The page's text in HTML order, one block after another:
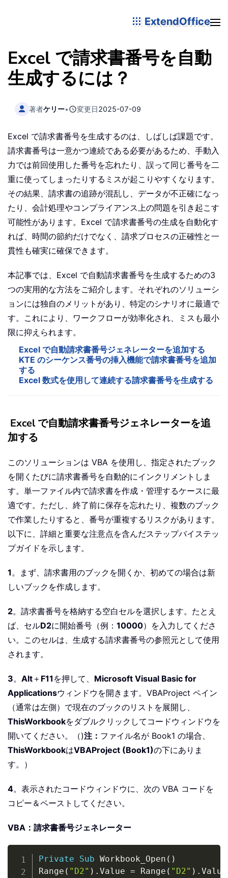
ExtendOffice
Excel で請求書番号を自動
生成するには？
著者ケリー• 変更日2025-07-09
Excel で請求書番号を生成するのは、しばしば課題です。
請求書番号は一意かつ連続である必要があるため、手動入
力では前回使用した番号を忘れたり、誤って同じ番号を二
重に使ってしまったりするミスが起こりやすくなります。
その結果、請求書の追跡が混乱し、データが不正確になっ
たり、会計処理やコンプライアンス上の問題を引き起こす
可能性があります。Excel で請求書番号の生成を自動化す
れば、時間の節約だけでなく、請求プロセスの正確性と一
貫性も確実に確保できます。
本記事では、Excel で自動請求書番号を生成するための3
つの実用的な方法をご紹介します。それぞれのソリューシ
ョンには独自のメリットがあり、特定のシナリオに最適で
す。これにより、ワークフローが効率化され、ミスも最小
限に抑えられます。
Excel で自動請求書番号ジェネレーターを追加する
KTE のシーケンス番号の挿入機能で請求書番号を追加
する
Excel 数式を使用して連続する請求書番号を生成する
Excel で自動請求書番号ジェネレーターを追
加する
このソリューションは VBA を使用し、指定されたブック
を開くたびに請求書番号を自動的にインクリメントしま
す。単一ファイル内で請求書を作成・管理するケースに最
適です。ただし、終了前に保存を忘れたり、複数のブック
で作業したりすると、番号が重複するリスクがあります。
以下に、詳細と重要な注意点を含んだステップバイステッ
プガイドを示します。
1。まず、請求書用のブックを開くか、初めての場合は新
しいブックを作成します。
2。請求書番号を格納する空白セルを選択します。たとえ
ば、セルD2に開始番号（例： 10000）を入力してくださ
い。このセルは、生成する請求書番号の参照元として使用
されます。
3。 Alt＋ F11 を押して、 Microsoft Visual Basic for
Applicationsウィンドウを開きます。VBAProject ペイン
（通常は左側）で現在のブックのリストを展開し、
ThisWorkbookをダブルクリックしてコードウィンドウを
開いてください。（)注： ファイル名が Book1 の場合、
ThisWorkbookはVBAProject (Book1)の下にありま
す。）
4。表示されたコードウィンドウに、次の VBA コードを
コピー＆ペーストしてください。
VBA：請求書番号ジェネレーター
Private Sub Workbook_Open ( )
Range ( "D2" ) . Value = Range ( "D2" ) .